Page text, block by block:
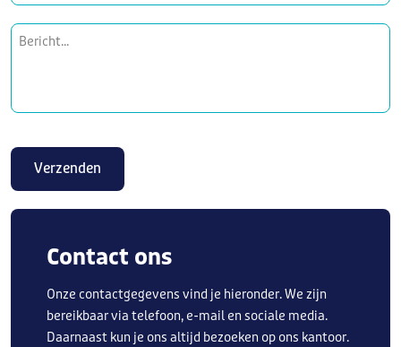
Contact ons
Onze contactgegevens vind je hieronder. We zijn
bereikbaar via telefoon, e-mail en sociale media.
Daarnaast kun je ons altijd bezoeken op ons kantoor.